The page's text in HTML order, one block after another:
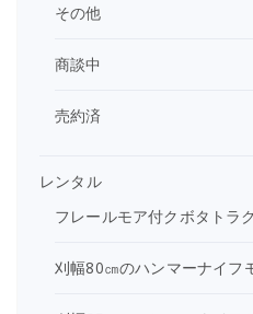
その他
商談中
売約済
レンタル
フレールモア付クボタトラ
刈幅80㎝のハンマーナイフ